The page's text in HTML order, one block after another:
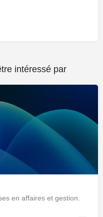
intéressé par
en affaires et gestion.